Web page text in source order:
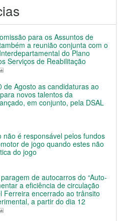
para os Assuntos de
a reunião conjunta com o
do Plano
Serviços de Reabilitação
de Agosto as candidaturas ao
novos talentos da
em conjunto, pela DSAL
não é responsável pelos fundos
de jogo quando estes não
do jogo
de autocarros do “Auto-
a eficiência de circulação
Ferreira encerrado ao trânsito
a partir do dia 12